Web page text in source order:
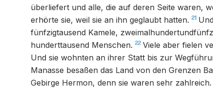
überliefert und alle, die auf deren Seite waren,
erhörte sie, weil sie an ihn geglaubt hatten. 21
fünfzigtausend Kamele,
hunderttausend Menschen. 22 Viele aber fielen
Und sie wohnten an ihrer Statt bis zur
Manasse besaßen das Land von den Grenzen
Gebirge Hermon, denn sie waren sehr zahlreich.